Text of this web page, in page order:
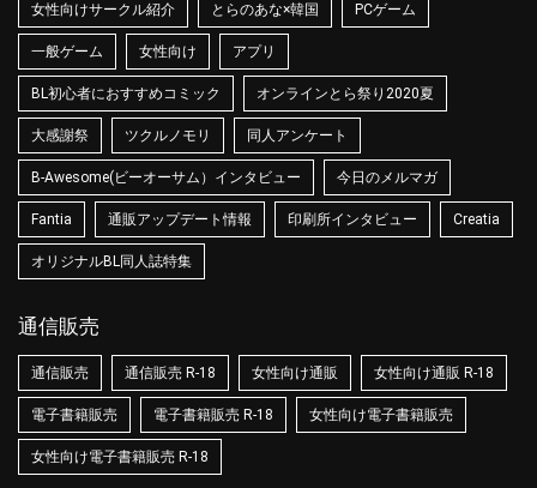
女性向けサークル紹介 とらのあな×韓国 PCゲーム
一般ゲーム 女性向け アプリ
BL初心者におすすめコミック オンラインとら祭り2020夏
大感謝祭 ツクルノモリ 同人アンケート
B-Awesome(ビーオーサム）インタビュー 今日のメルマガ
Fantia 通販アップデート情報 印刷所インタビュー Creatia
オリジナルBL同人誌特集
通信販売
通信販売 通信販売 R-18 女性向け通販 女性向け通販 R-18
電子書籍販売 電子書籍販売 R-18 女性向け電子書籍販売
女性向け電子書籍販売 R-18